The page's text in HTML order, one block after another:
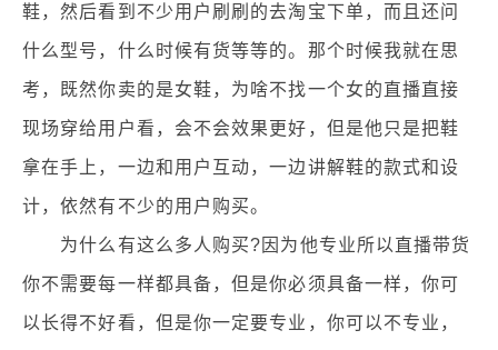
鞋，然后看到不少用户刷刷的去淘宝下单，而且还问
什么型号，什么时候有货等等的。那个时候我就在思
考，既然你卖的是女鞋，为啥不找一个女的直播直接
现场穿给用户看，会不会效果更好，但是他只是把鞋
拿在手上，一边和用户互动，一边讲解鞋的款式和设
计，依然有不少的用户购买。
为什么有这么多人购买?因为他专业所以直播带货
你不需要每一样都具备，但是你必须具备一样，你可
以长得不好看，但是你一定要专业，你可以不专业，